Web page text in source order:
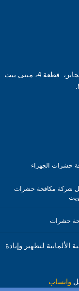
مدينة الكويت، منطقة شرق، شارع أحمد الجابر، قطعة 4، مبنى بيت
حشرات الجهراء
شركة مكافحة حشرات
حشرات
الألمانية لتطهير وإبادة
واتساب